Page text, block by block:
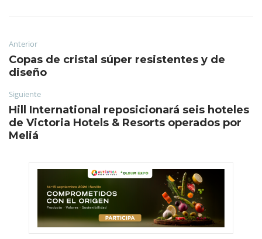
Anterior
Copas de cristal súper resistentes y de
diseño
Siguiente
Hill International reposicionará seis hoteles
de Victoria Hotels & Resorts operados por
Meliá